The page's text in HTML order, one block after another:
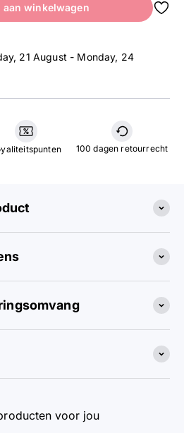
aan winkelwagen
21 August - Monday, 24
100 dagen retourrecht
voor jou